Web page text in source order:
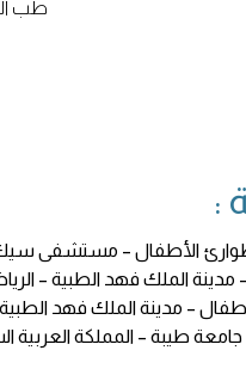
طب
:
طوارئ الأطفال – مستشفى سيك
الملك فهد الطبية –
– مدينة الملك فهد
طيبة – المملكة العربية